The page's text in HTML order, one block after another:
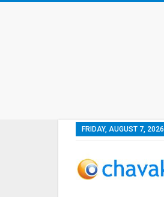
FRIDAY, AUGUST 7, 2026